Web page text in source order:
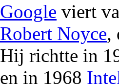
Google viert
Robert Noyce,
Hij richtte in
en in 1968